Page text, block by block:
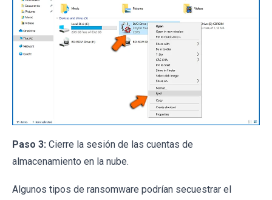
Paso 3: Cierre la sesión de las cuentas de
almacenamiento en la nube.
Algunos tipos de ransomware podrían secuestrar el